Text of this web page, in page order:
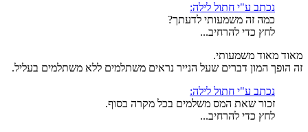
נכתב ע"י חתול לילה:
כמה זה משמעותי לדעתך?
לחץ כדי להרחיב...
מאוד מאוד משמעותי.
זה הופך המון דברים שעל הנייר נראים משתלמים ללא משתלמים בעליל.
נכתב ע"י חתול לילה:
זכור שאת המס משלמים בכל מקרה בסוף.
לחץ כדי להרחיב...